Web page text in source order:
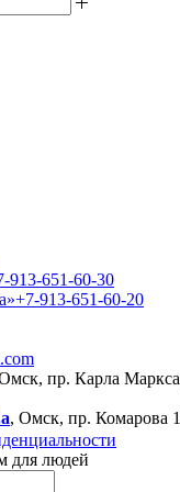
913-651-60-30
+7-913-651-60-20
пр. Карла
, Омск, пр. Комарова
для людей